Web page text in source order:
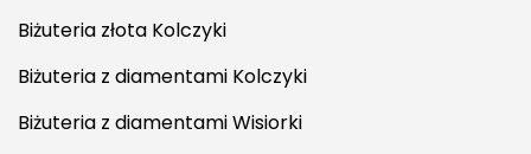
Biżuteria złota Kolczyki
Biżuteria z diamentami Kolczyki
Biżuteria z diamentami Wisiorki